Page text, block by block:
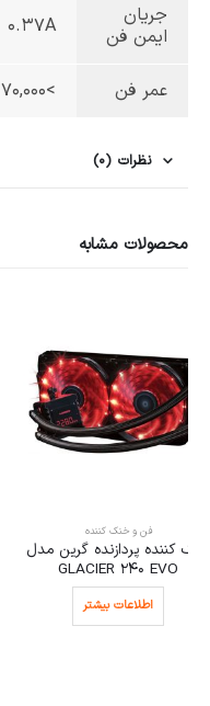
جریان
ایمن فن
0.37A
عمر فن >70,000 ساعت
نظرات (0)
محصولات مشابه
فن و خنک کننده
خنک کننده پردازنده گرین مدل
GLACIER 120 EVO
اطلاعات بیشتر